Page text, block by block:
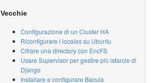
Vecchie
Configurazione di un Cluster HA
Riconfigurare i locales su Ubuntu
Cifrare una directory con EncFS
Usare Supervisor per gestire più istanze di
Django
Installare e configurare Bacula